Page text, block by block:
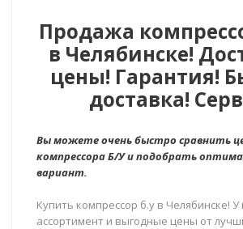
Продажа
в Челябинске!
цены! Гарантия!
доставка!
Вы можете очень быстро сравнить
компрессора Б/У и подобрать
вариант.
Купить компрессор б.у в Челябинске!
ассортимент и выгодные цены от